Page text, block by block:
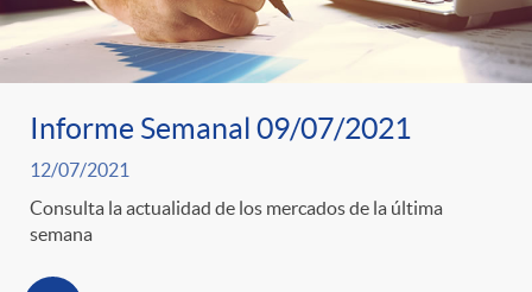
Informe Semanal 09/07/2021
12/07/2021
Consulta la actualidad de los mercados de la última
semana